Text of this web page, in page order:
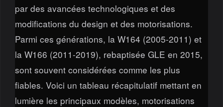
par des avancées technologiques et des
modifications du design et des motorisations.
Parmi ces générations, la W164 (2005-2011) et
la W166 (2011-2019), rebaptisée GLE en 2015,
sont souvent considérées comme les plus
fiables. Voici un tableau récapitulatif mettant en
lumière les principaux modèles, motorisations